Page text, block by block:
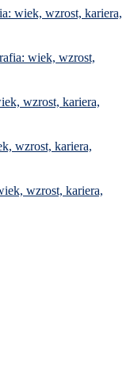
wiek, wzrost, kariera,
wiek, wzrost,
wzrost, kariera,
wzrost, kariera,
wzrost, kariera,